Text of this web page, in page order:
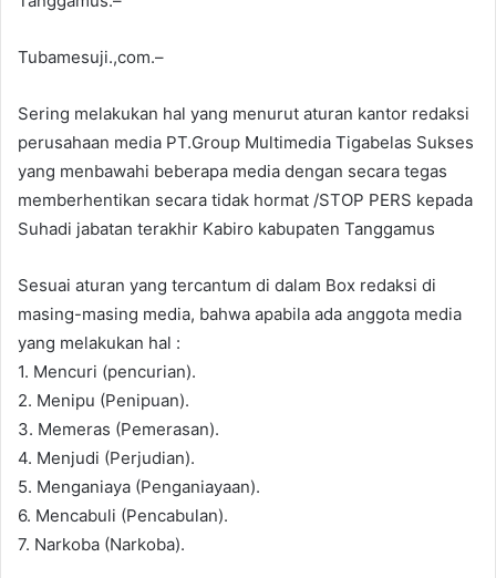
Tubamesuji.,com.–
Sering melakukan hal yang menurut aturan kantor redaksi
perusahaan media PT.Group Multimedia Tigabelas Sukses
yang menbawahi beberapa media dengan secara tegas
memberhentikan secara tidak hormat /STOP PERS kepada
Suhadi jabatan terakhir Kabiro kabupaten Tanggamus
Sesuai aturan yang tercantum di dalam Box redaksi di
masing-masing media, bahwa apabila ada anggota media
yang melakukan hal :
1. Mencuri (pencurian).
2. Menipu (Penipuan).
3. Memeras (Pemerasan).
4. Menjudi (Perjudian).
5. Menganiaya (Penganiayaan).
6. Mencabuli (Pencabulan).
7. Narkoba (Narkoba).